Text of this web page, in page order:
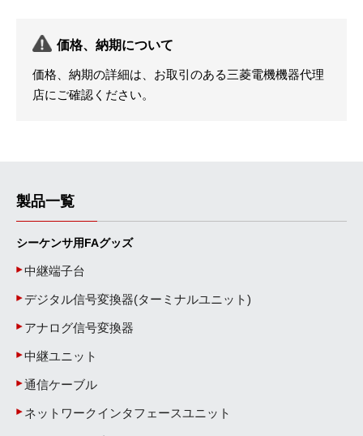
価格、納期について
価格、納期の詳細は、お取引のある三菱電機機器代理
店にご確認ください。
製品一覧
シーケンサ用FAグッズ
中継端子台
デジタル信号変換器(ターミナルユニット)
アナログ信号変換器
中継ユニット
通信ケーブル
ネットワークインタフェースユニット